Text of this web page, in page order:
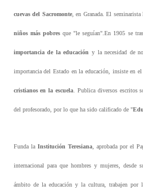
cuevas del Sacromonte, en Granada. El seminarista
niños más pobresque "le seguían".En 1905 se
importancia de la educación y la necesidad de
importancia del Estado en la educación, insiste en
cristianos en la escuela . Publica diversos escritos
del profesorado, por lo que ha sido calificado de "
Funda la Institución Teresiana, aprobada por el
internacional para que hombres y mujeres, desde
ámbito de la educación y la cultura, trabajen por